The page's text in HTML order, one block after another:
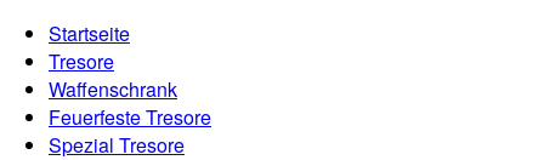
Startseite
Tresore
Waffenschrank
Feuerfeste Tresore
Spezial Tresore